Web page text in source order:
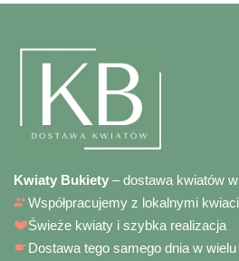
Kwiaty Bukiety – dostawa kwiatów
Współpracujemy z lokalnymi
Świeże kwiaty i szybka realizacja
Dostawa tego samego dnia w